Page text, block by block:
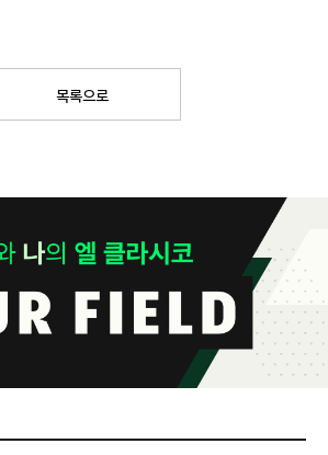
목록으로